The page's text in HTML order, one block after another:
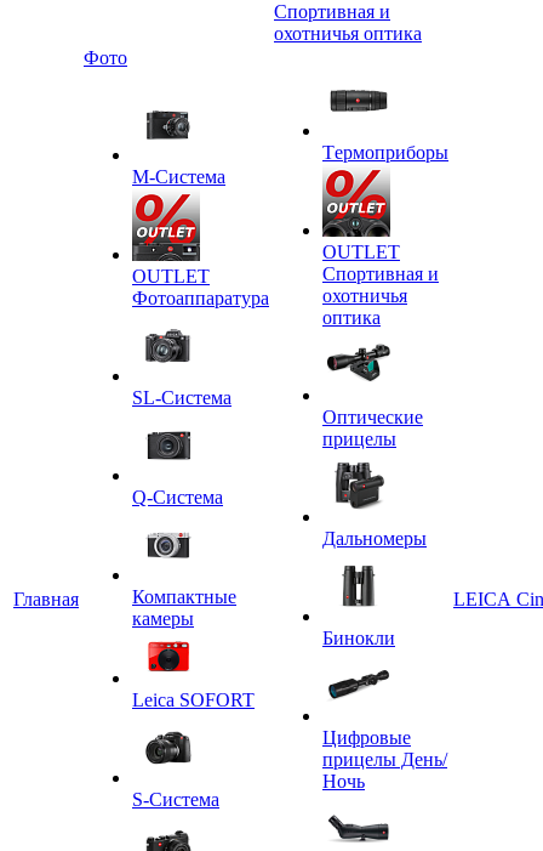
Главная
Фото
M-Система
OUTLET
Фотоаппаратура
SL-Система
Q-Cистема
Компактные
камеры
Leica SOFORT
S-Система
Спортивная и
охотничья оптика
Tермоприборы
OUTLET
Спортивная и
охотничья
оптика
Оптические
прицелы
Дальномеры
Бинокли
Цифровые
прицелы День/
Ночь
LEICA